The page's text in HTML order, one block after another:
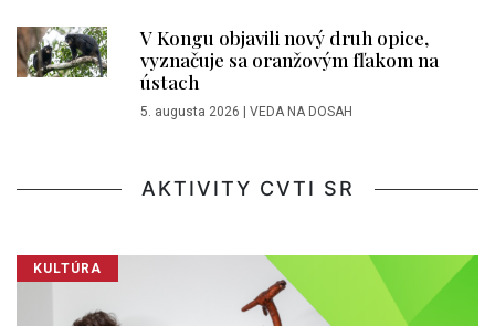
V Kongu objavili nový druh opice,
vyznačuje sa oranžovým fľakom na
ústach
5. augusta 2026 | VEDA NA DOSAH
AKTIVITY CVTI SR
KULTÚRA